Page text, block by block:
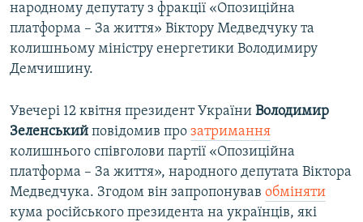
народному депутату з фракції «Опозиційна
платформа – За життя» Віктору Медведчуку та
колишньому міністру енергетики Володимиру
Демчишину.
Увечері 12 квітня президент України Володимир
Зеленський повідомив про затримання
колишнього співголови партії «Опозиційна
платформа – За життя», народного депутата Віктора
Медведчука. Згодом він запропонував обміняти
кума російського президента на українців, які